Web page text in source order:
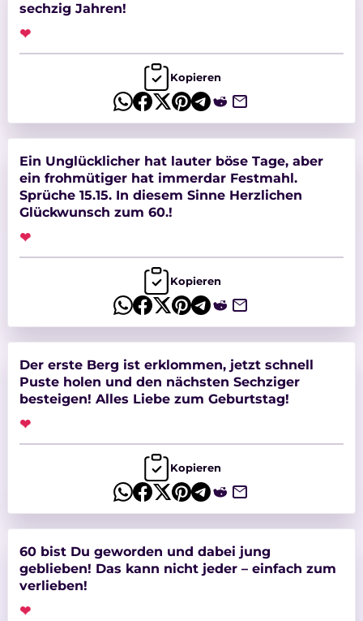
sechzig Jahren!
❤
Kopieren
Ein Unglücklicher hat lauter böse Tage, aber
ein frohmütiger hat immerdar Festmahl.
Sprüche 15.15. In diesem Sinne Herzlichen
Glückwunsch zum 60.!
❤
Kopieren
Der erste Berg ist erklommen, jetzt schnell
Puste holen und den nächsten Sechziger
besteigen! Alles Liebe zum Geburtstag!
❤
Kopieren
60 bist Du geworden und dabei jung
geblieben! Das kann nicht jeder – einfach zum
verlieben!
❤